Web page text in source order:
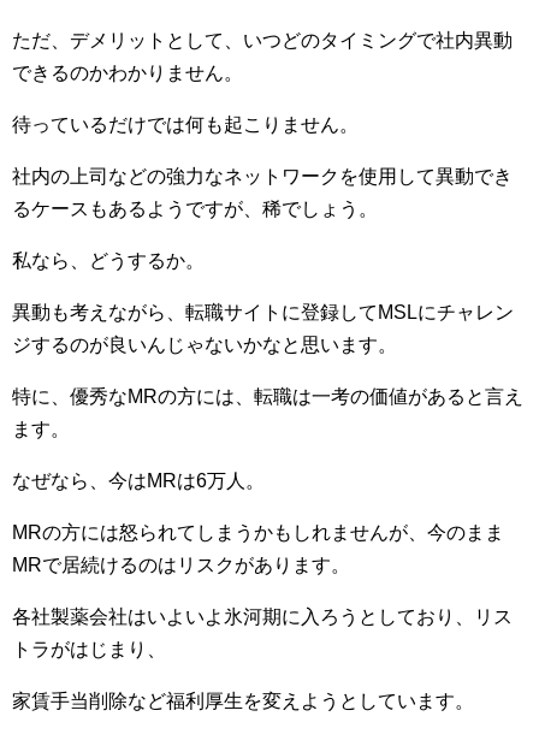
ただ、デメリットとして、いつどのタイミングで社内異動
できるのかわかりません。
待っているだけでは何も起こりません。
社内の上司などの強力なネットワークを使用して異動でき
るケースもあるようですが、稀でしょう。
私なら、どうするか。
異動も考えながら、転職サイトに登録してMSLにチャレン
ジするのが良いんじゃないかなと思います。
特に、優秀なMRの方には、転職は一考の価値があると言え
ます。
なぜなら、今はMRは6万人。
MRの方には怒られてしまうかもしれませんが、今のまま
MRで居続けるのはリスクがあります。
各社製薬会社はいよいよ氷河期に入ろうとしており、リス
トラがはじまり、
家賃手当削除など福利厚生を変えようとしています。